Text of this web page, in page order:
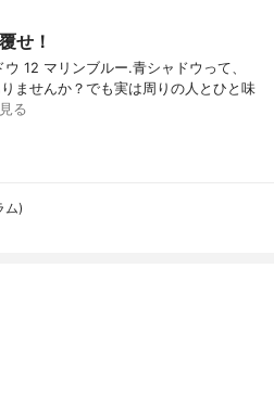
せ！
12 マリンブルー.青シャドウって、
ませんか？でも実は周りの人とひと味
る
ム)